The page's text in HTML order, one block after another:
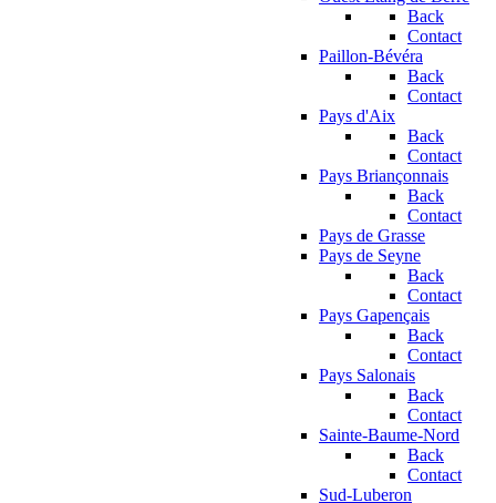
Back
Contact
Paillon-Bévéra
Back
Contact
Pays d'Aix
Back
Contact
Pays Briançonnais
Back
Contact
Pays de Grasse
Pays de Seyne
Back
Contact
Pays Gapençais
Back
Contact
Pays Salonais
Back
Contact
Sainte-Baume-Nord
Back
Contact
Sud-Luberon